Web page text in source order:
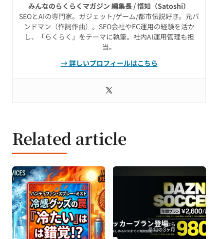
みんなのらくらくマガジン 編集長 / 悟知（Satoshi）
SEOとAIの専門家。ガジェット/ゲーム/都市伝説好き。元バ
ンドマン（作詞作曲）。SEO会社やEC運用の経験を活か
し、「らくらく」をテーマに執筆。社内AI運用管理も担
当。
→ 詳しいプロフィールはこちら
Related article